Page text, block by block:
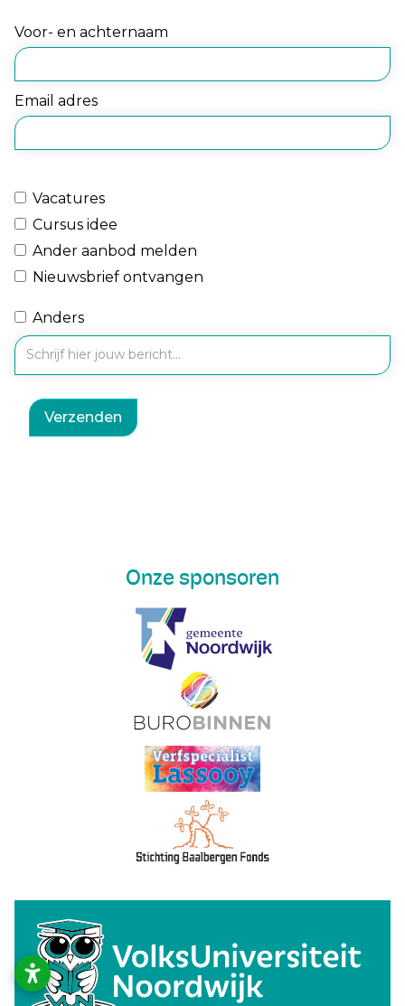
Voor- en achternaam
Email adres
Vacatures
Cursus idee
Ander aanbod melden
Nieuwsbrief ontvangen
Anders
Onze sponsoren